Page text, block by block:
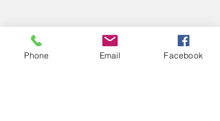
Phone Email Facebook